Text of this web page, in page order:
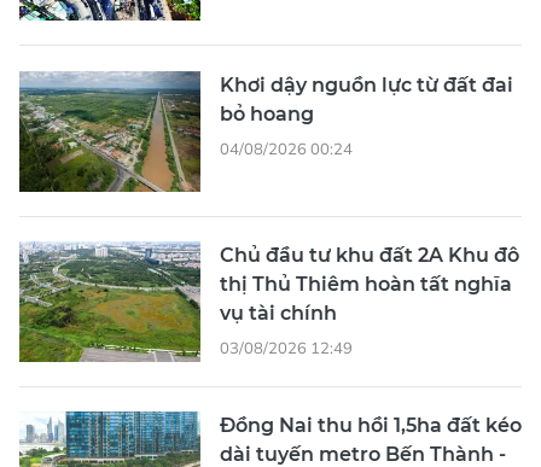
Khơi dậy nguồn lực từ đất đai
bỏ hoang
04/08/2026 00:24
Chủ đầu tư khu đất 2A Khu đô
thị Thủ Thiêm hoàn tất nghĩa
vụ tài chính
03/08/2026 12:49
Đồng Nai thu hồi 1,5ha đất kéo
dài tuyến metro Bến Thành -